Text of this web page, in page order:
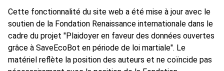
Cette fonctionnalité du site web a été mise à jour avec le
soutien de la Fondation Renaissance internationale dans le
cadre du projet "Plaidoyer en faveur des données ouvertes
grâce à SaveEcoBot en période de loi martiale". Le
matériel reflète la position des auteurs et ne coïncide pas